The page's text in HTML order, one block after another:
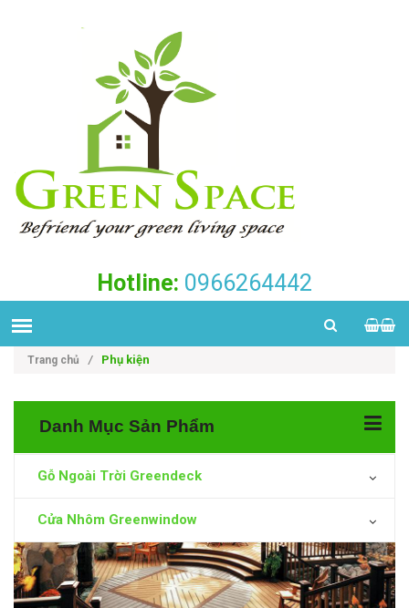
Hotline: 0966264442
Trang chủ / Phụ kiện
Danh Mục Sản Phẩm
Gỗ Ngoài Trời Greendeck
Cửa Nhôm Greenwindow